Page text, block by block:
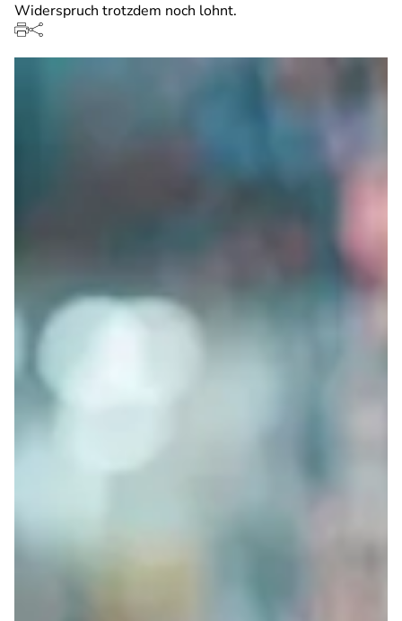
Widerspruch trotzdem noch lohnt.